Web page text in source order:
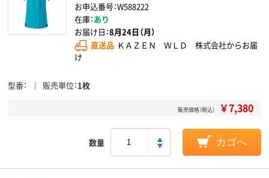
お申込番号：W588222
在庫：あり
お届け日：8月24日（月）
直送品 ＫＡＺＥＮ ＷＬＤ 株式会社からお届
け
型番 販売単位 1枚
販売価格（税込） ￥7,380
数量 カゴへ